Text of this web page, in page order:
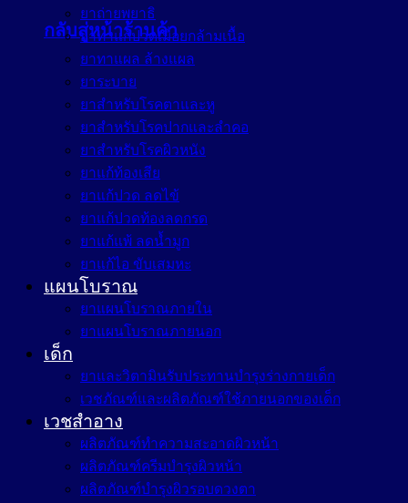
กลับสู่หน้าร้านค้า
ยาถ่ายพยาธิ
ยาทาแก้ปวดเมื่อยกล้ามเนื้อ
ยาทาแผล ล้างแผล
ยาระบาย
ยาสำหรับโรคตาและหู
ยาสำหรับโรคปากและลำคอ
ยาสำหรับโรคผิวหนัง
ยาแก้ท้องเสีย
ยาแก้ปวด ลดไข้
ยาแก้ปวดท้องลดกรด
ยาแก้แพ้ ลดน้ำมูก
ยาแก้ไอ ขับเสมหะ
แผนโบราณ
ยาแผนโบราณภายใน
ยาแผนโบราณภายนอก
เด็ก
ยาและวิตามินรับประทานบำรุงร่างกายเด็ก
เวชภัณฑ์และผลิตภัณฑ์ใช้ภายนอกของเด็ก
เวชสำอาง
ผลิตภัณฑ์ทำความสะอาดผิวหน้า
ผลิตภัณฑ์ครีมบำรุงผิวหน้า
ผลิตภัณฑ์บำรุงผิวรอบดวงตา